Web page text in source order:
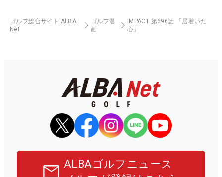
ゴルフ総合サイト ALBA
Net
ゴルフ漫
画
IMPACT 第696話 「居着いた
心」
ALBAゴルフニュース